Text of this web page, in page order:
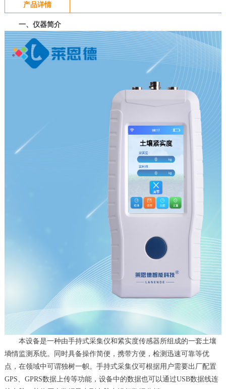
产品详情
一、仪器简介
本设备是一种由手持式采集仪和紧实度传感器所组成的一套土壤
墒情监测系统。同时具备操作简便，携带方便，检测迅速可靠等优
点，在领域中可谓独树一帜。手持式采集仪可根据用户需要出厂配置
GPS、GPRS数据上传等功能，设备中的数据也可以通过USB数据线连